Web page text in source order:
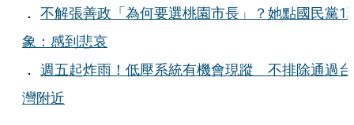
． 不解張善政「為何要選桃園市長」？她點國民黨1
象：感到悲哀
． 週五起炸雨！低壓系統有機會現蹤 不排除通過台
灣附近